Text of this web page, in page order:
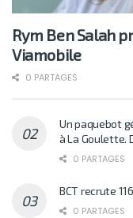
Rym Ben Salah
Viamobile
0 PARTAGES
Un paquebot
à La Goulette.
0 PARTAGES
BCT recrute
0 PARTAGES